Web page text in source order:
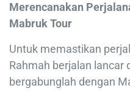
Merencanakan
Mabruk Tour
Untuk memastikan
Rahmah berjalan lancar
bergabunglah dengan